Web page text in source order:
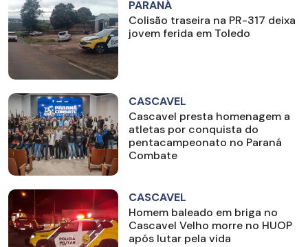
PARANÁ
Colisão traseira na PR-317 deixa
jovem ferida em Toledo
CASCAVEL
Cascavel presta homenagem a
atletas por conquista do
pentacampeonato no Paraná
Combate
CASCAVEL
Homem baleado em briga no
Cascavel Velho morre no HUOP
após lutar pela vida